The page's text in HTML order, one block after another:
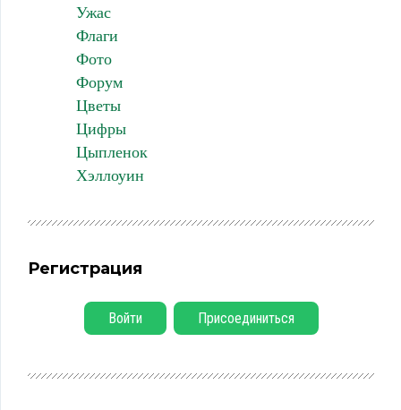
Ужас
Флаги
Фото
Форум
Цветы
Цифры
Цыпленок
Хэллоуин
Регистрация
Войти Присоединиться